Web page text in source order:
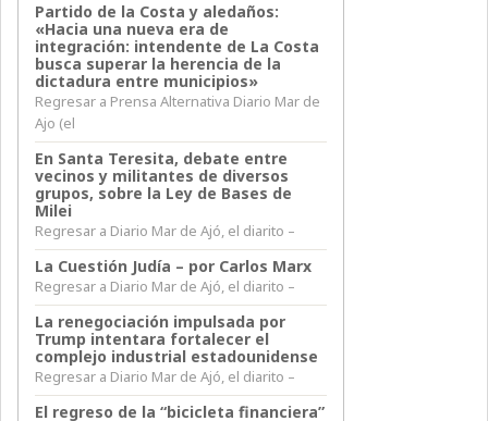
Partido de la Costa y aledaños:
«Hacia una nueva era de
integración: intendente de La Costa
busca superar la herencia de la
dictadura entre municipios»
Regresar a Prensa Alternativa Diario Mar de
Ajo (el
En Santa Teresita, debate entre
vecinos y militantes de diversos
grupos, sobre la Ley de Bases de
Milei
Regresar a Diario Mar de Ajó, el diarito –
La Cuestión Judía – por Carlos Marx
Regresar a Diario Mar de Ajó, el diarito –
La renegociación impulsada por
Trump intentara fortalecer el
complejo industrial estadounidense
Regresar a Diario Mar de Ajó, el diarito –
El regreso de la “bicicleta financiera”